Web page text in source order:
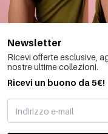
Newsletter
Ricevi offerte esclusive,
nostre ultime collezioni.
Ricevi un buono da 5€!